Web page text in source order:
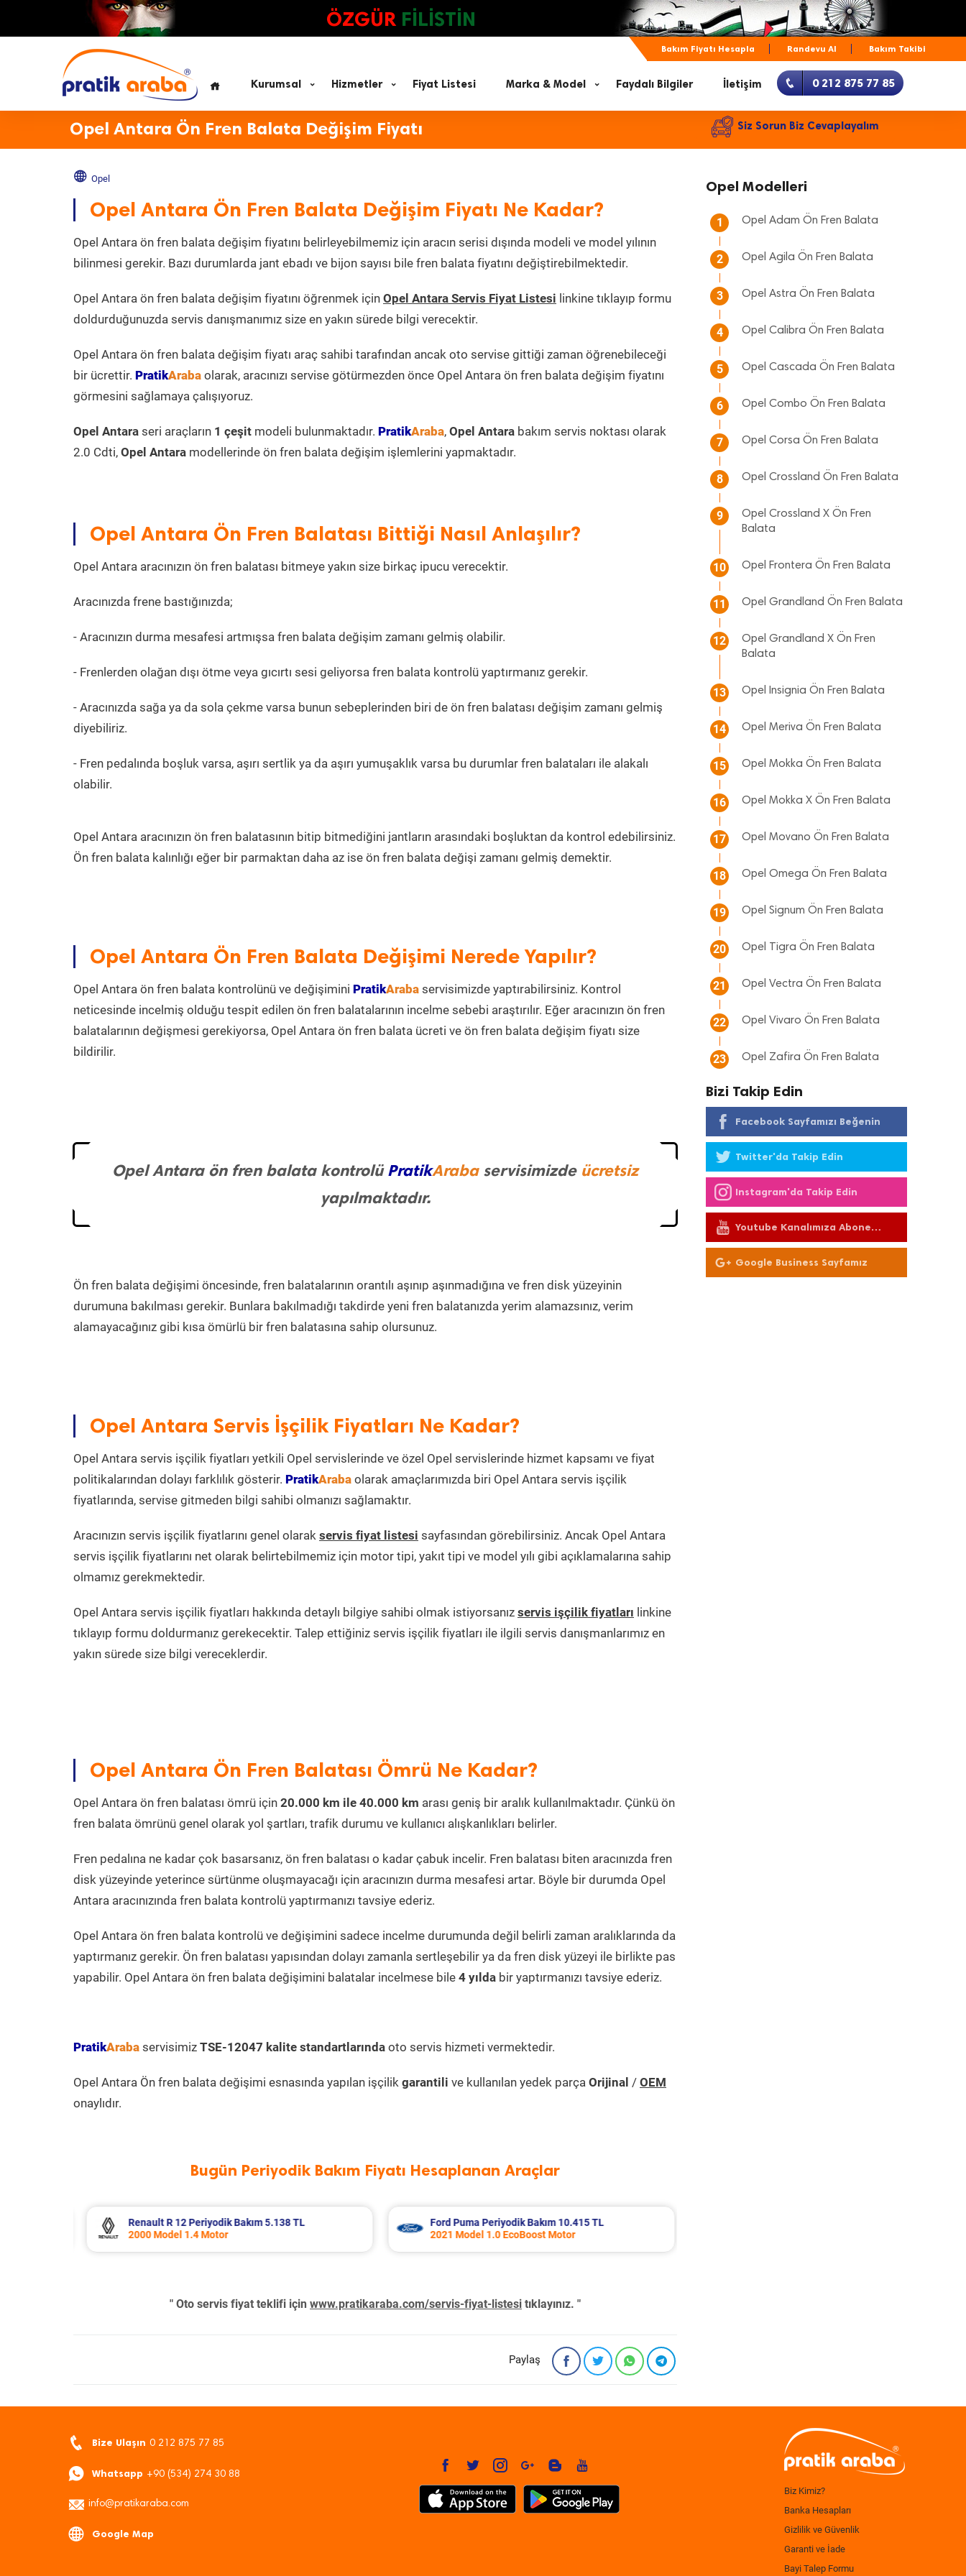
ÖZGÜR FİLİSTİN
Bakım Fiyatı Hesapla Randevu Al Bakım Takibi
Kurumsal Hizmetler Fiyat Listesi Marka & Model Faydalı Bilgiler İletişim 0 212 875 77 85
Opel Antara Ön Fren Balata Değişim Fiyatı Siz Sorun Biz Cevaplayalım
Opel
Opel Antara Ön Fren Balata Değişim Fiyatı Ne Kadar?
Opel Antara ön fren balata değişim fiyatını belirleyebilmemiz için aracın serisi dışında modeli ve model yılının
bilinmesi gerekir. Bazı durumlarda jant ebadı ve bijon sayısı bile fren balata fiyatını değiştirebilmektedir.
Opel Antara ön fren balata değişim fiyatını öğrenmek için Opel Antara Servis Fiyat Listesi linkine tıklayıp formu
doldurduğunuzda servis danışmanımız size en yakın sürede bilgi verecektir.
Opel Antara ön fren balata değişim fiyatı araç sahibi tarafından ancak oto servise gittiği zaman öğrenebileceği
bir ücrettir. PratikAraba olarak, aracınızı servise götürmezden önce Opel Antara ön fren balata değişim fiyatını
görmesini sağlamaya çalışıyoruz.
Opel Antara seri araçların 1 çeşit modeli bulunmaktadır. PratikAraba, Opel Antara bakım servis noktası olarak
2.0 Cdti, Opel Antara modellerinde ön fren balata değişim işlemlerini yapmaktadır.
Opel Antara Ön Fren Balatası Bittiği Nasıl Anlaşılır?
Opel Antara aracınızın ön fren balatası bitmeye yakın size birkaç ipucu verecektir.
Aracınızda frene bastığınızda;
- Aracınızın durma mesafesi artmışsa fren balata değişim zamanı gelmiş olabilir.
- Frenlerden olağan dışı ötme veya gıcırtı sesi geliyorsa fren balata kontrolü yaptırmanız gerekir.
- Aracınızda sağa ya da sola çekme varsa bunun sebeplerinden biri de ön fren balatası değişim zamanı gelmiş
diyebiliriz.
- Fren pedalında boşluk varsa, aşırı sertlik ya da aşırı yumuşaklık varsa bu durumlar fren balataları ile alakalı
olabilir.
Opel Antara aracınızın ön fren balatasının bitip bitmediğini jantların arasındaki boşluktan da kontrol edebilirsiniz.
Ön fren balata kalınlığı eğer bir parmaktan daha az ise ön fren balata değişi zamanı gelmiş demektir.
Opel Antara Ön Fren Balata Değişimi Nerede Yapılır?
Opel Antara ön fren balata kontrolünü ve değişimini PratikAraba servisimizde yaptırabilirsiniz. Kontrol
neticesinde incelmiş olduğu tespit edilen ön fren balatalarının incelme sebebi araştırılır. Eğer aracınızın ön fren
balatalarının değişmesi gerekiyorsa, Opel Antara ön fren balata ücreti ve ön fren balata değişim fiyatı size
bildirilir.
Opel Antara ön fren balata kontrolüPratikArabaservisimizde ücretsiz
yapılmaktadır.
Ön fren balata değişimi öncesinde, fren balatalarının orantılı aşınıp aşınmadığına ve fren disk yüzeyinin
durumuna bakılması gerekir. Bunlara bakılmadığı takdirde yeni fren balatanızda yerim alamazsınız, verim
alamayacağınız gibi kısa ömürlü bir fren balatasına sahip olursunuz.
Opel Antara Servis İşçilik Fiyatları Ne Kadar?
Opel Antara servis işçilik fiyatları yetkili Opel servislerinde ve özel Opel servislerinde hizmet kapsamı ve fiyat
politikalarından dolayı farklılık gösterir. PratikAraba olarak amaçlarımızda biri Opel Antara servis işçilik
fiyatlarında, servise gitmeden bilgi sahibi olmanızı sağlamaktır.
Aracınızın servis işçilik fiyatlarını genel olarak servis fiyat listesi sayfasından görebilirsiniz. Ancak Opel Antara
servis işçilik fiyatlarını net olarak belirtebilmemiz için motor tipi, yakıt tipi ve model yılı gibi açıklamalarına sahip
olmamız gerekmektedir.
Opel Antara servis işçilik fiyatları hakkında detaylı bilgiye sahibi olmak istiyorsanız servis işçilik fiyatları linkine
tıklayıp formu doldurmanız gerekecektir. Talep ettiğiniz servis işçilik fiyatları ile ilgili servis danışmanlarımız en
yakın sürede size bilgi vereceklerdir.
Opel Antara Ön Fren Balatası Ömrü Ne Kadar?
Opel Antara ön fren balatası ömrü için 20.000 km ile 40.000 km arası geniş bir aralık kullanılmaktadır. Çünkü ön
fren balata ömrünü genel olarak yol şartları, trafik durumu ve kullanıcı alışkanlıkları belirler.
Fren pedalına ne kadar çok basarsanız, ön fren balatası o kadar çabuk incelir. Fren balatası biten aracınızda fren
disk yüzeyinde yeterince sürtünme oluşmayacağı için aracınızın durma mesafesi artar. Böyle bir durumda Opel
Antara aracınızında fren balata kontrolü yaptırmanızı tavsiye ederiz.
Opel Antara ön fren balata kontrolü ve değişimini sadece incelme durumunda değil belirli zaman aralıklarında da
yaptırmanız gerekir. Ön fren balatası yapısından dolayı zamanla sertleşebilir ya da fren disk yüzeyi ile birlikte pas
yapabilir. Opel Antara ön fren balata değişimini balatalar incelmese bile 4 yılda bir yaptırmanızı tavsiye ederiz.
PratikAraba servisimiz TSE-12047 kalite standartlarında oto servis hizmeti vermektedir.
Opel Antara Ön fren balata değişimi esnasında yapılan işçilik garantili ve kullanılan yedek parça Orijinal / OEM
onaylıdır.
Bugün Periyodik Bakım Fiyatı Hesaplanan Araçlar
Ford Puma Periyodik Bakım 10.415 TL
2021 Model 1.0 EcoBoost Motor
Audi A3 Periyodik Bakım 7.978 TL
2018 Model 1.0 Tfsi Motor
" Oto servis fiyat teklifi için www.pratikaraba.com/servis-fiyat-listesi tıklayınız. "
Paylaş
Opel Modelleri
1 Opel Adam Ön Fren Balata
2 Opel Agila Ön Fren Balata
3 Opel Astra Ön Fren Balata
4 Opel Calibra Ön Fren Balata
5 Opel Cascada Ön Fren Balata
6 Opel Combo Ön Fren Balata
7 Opel Corsa Ön Fren Balata
8 Opel Crossland Ön Fren Balata
9
Opel Crossland X Ön Fren
Balata
10 Opel Frontera Ön Fren Balata
11 Opel Grandland Ön Fren Balata
12
Opel Grandland X Ön Fren
Balata
13 Opel Insignia Ön Fren Balata
14 Opel Meriva Ön Fren Balata
15 Opel Mokka Ön Fren Balata
16 Opel Mokka X Ön Fren Balata
17 Opel Movano Ön Fren Balata
18 Opel Omega Ön Fren Balata
19 Opel Signum Ön Fren Balata
20 Opel Tigra Ön Fren Balata
21 Opel Vectra Ön Fren Balata
22 Opel Vivaro Ön Fren Balata
23 Opel Zafira Ön Fren Balata
Bizi Takip Edin
Facebook Sayfamızı Beğenin
Twitter'da Takip Edin
Instagram'da Takip Edin
Youtube Kanalımıza Abone
Olun
Google Business Sayfamız
Bize Ulaşın 0 212 875 77 85
Whatsapp +90 (534) 274 30 88
info@pratikaraba.com
Google Map
Biz Kimiz?
Banka Hesapları
Gizlilik ve Güvenlik
Garanti ve İade
Bayi Talep Formu